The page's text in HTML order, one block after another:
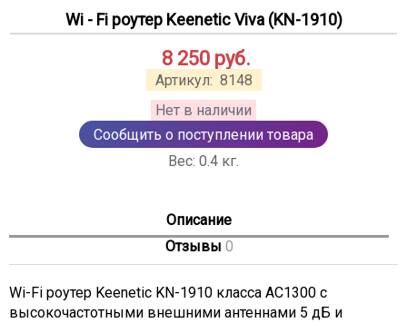
Wi - Fi роутер Keenetic Viva (KN-1910)
Артикул: 8148
Нет в наличии
Сообщить о поступлении товара
Вес: 0.4 кг.
8 250 руб.
Описание
Отзывы 0
Wi-Fi роутер Keenetic KN-1910 класса АС1300 с
высокочастотными внешними антеннами 5 дБ и